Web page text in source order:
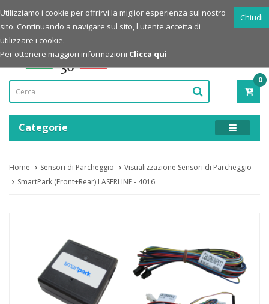
Login
Registrazione
Powered by
0
-
Categorie
Home Sensori di Parcheggio
Visualizzazione Sensori di Parcheggio
SmartPark (Front+Rear) LASERLINE - 4016
Chiudi
Utilizziamo i cookie per offrirvi la miglior esperienza sul nostro
sito. Continuando a navigare sul sito, l'utente accetta di
utilizzare i cookie.
Per ottenere maggiori informazioni Clicca qui